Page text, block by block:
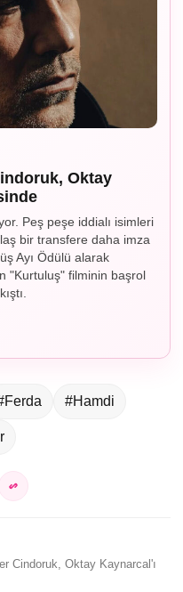
Oktay
Peş peşe iddialı isimleri
bir transfere daha imza
Ayı Ödülü alarak
"Kurtuluş" filminin başrol
#Hamdi
Cindoruk, Oktay Kaynarcal'ı